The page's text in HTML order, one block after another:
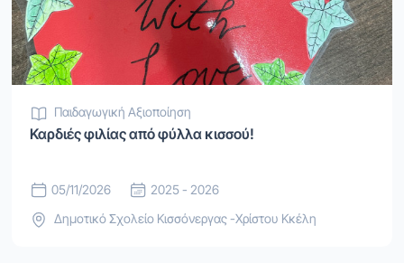
Παιδαγωγική Αξιοποίηση
Καρδιές φιλίας από φύλλα κισσού!
05/11/2026
2025 - 2026
Δημοτικό Σχολείο Κισσόνεργας -Χρίστου Κκέλη